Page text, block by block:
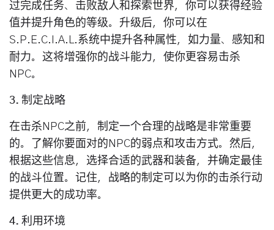
过完成任务、击败敌人和探索世界，你可以获得经验
值并提升角色的等级。升级后，你可以在
S.P.E.C.I.A.L.系统中提升各种属性，如力量、感知和
耐力。这将增强你的战斗能力，使你更容易击杀
NPC。
3. 制定战略
在击杀NPC之前，制定一个合理的战略是非常重要
的。了解你要面对的NPC的弱点和攻击方式。然后，
根据这些信息，选择合适的武器和装备，并确定最佳
的战斗位置。记住，战略的制定可以为你的击杀行动
提供更大的成功率。
4. 利用环境